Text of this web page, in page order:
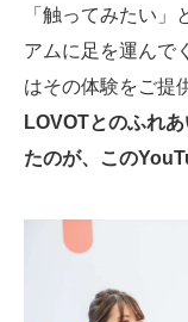
「触ってみたい
アムに足を運んで
はその体験をご提
LOVOTとのふれ
たのが、この